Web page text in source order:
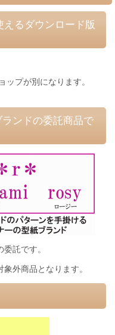
るダウンロード版
プが別になります。
ンドの委託商品で
託です。
外商品となります。